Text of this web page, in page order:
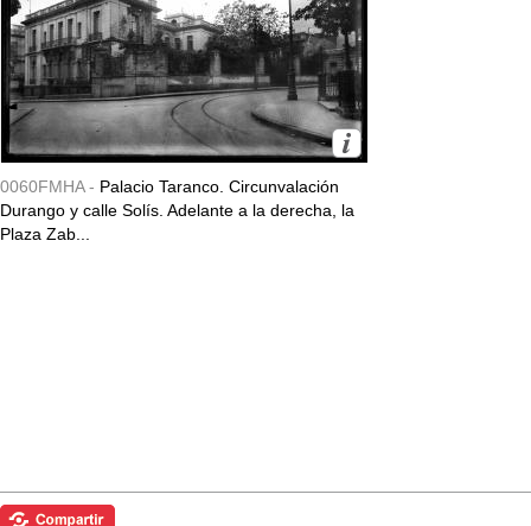
0060FMHA - Palacio Taranco. Circunvalación
Durango y calle Solís. Adelante a la derecha, la
Plaza Zab...